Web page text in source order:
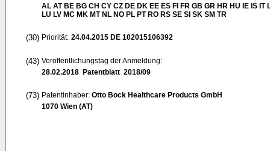
AL AT BE BG CH CY CZ DE DK EE ES FI FR GB GR HR HU IE IS IT
LU LV MC MK MT NL NO PL PT RO RS SE SI SK SM TR
(30) Priorität: 24.04.2015 DE 102015106392
(43) Veröffentlichungstag der Anmeldung:
28.02.2018 Patentblatt 2018/09
(73) Patentinhaber: Otto Bock Healthcare Products GmbH
1070 Wien (AT)